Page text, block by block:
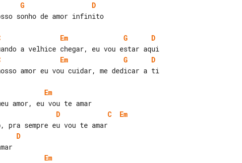
G
D
sonho de amor infinito
Em G
D
Em G
D
amor eu vou cuidar, me dedicar a ti
Em
D C
Em
D
Em